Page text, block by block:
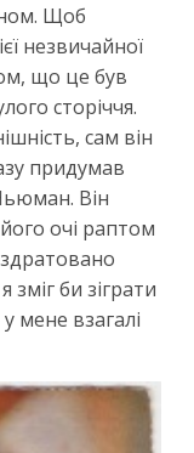
Щоб
незвичайної
що це був
сторіччя.
сам він
придумав
Він
очі раптом
би зіграти
мене взагалі